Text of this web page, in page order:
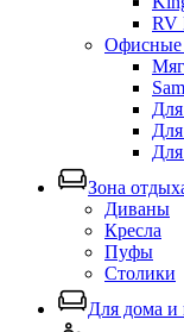
RV
Офисные
Зона
Диваны
Кресла
Пуфы
Столики
Для дома и